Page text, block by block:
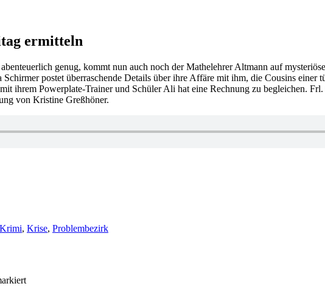
ermitteln
genug, kommt nun auch noch der Mathelehrer Altmann auf
postet überraschende Details über ihre Affäre mit ihm, die Cousins einer
ihrem Powerplate-Trainer und Schüler Ali hat eine Rechnung zu begleichen.
von Kristine Greßhöner.
Krimi, Krise, Problembezirk